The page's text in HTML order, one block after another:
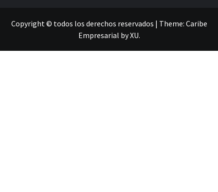
Copyright © todos los derechos reservados | Theme: Caribe
Empresarial byXU.